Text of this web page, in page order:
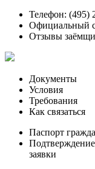
Телефон: (495)
Официальный
Отзывы
Документы
Условия
Требования
Как связаться
Паспорт
Подтверждение
заявки